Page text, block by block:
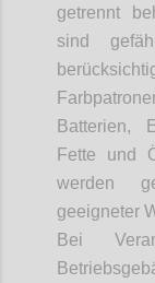
getrennt
sind
Batterien,
Fette und
werden
geeigneter
Bei